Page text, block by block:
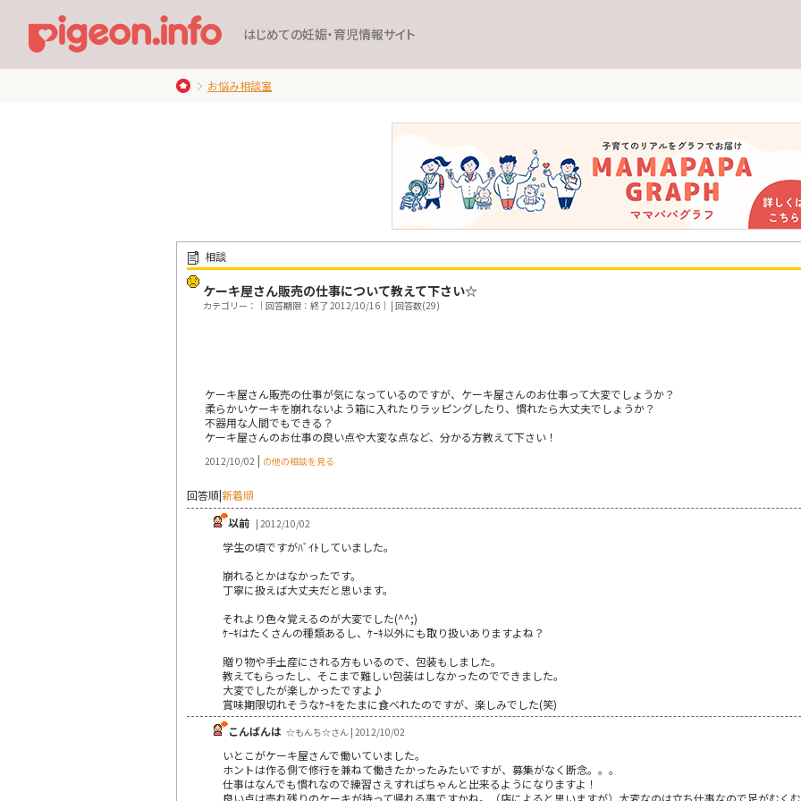
はじめての妊娠・育児情報サイト
お悩み相談室
相談
ケーキ屋さん販売の仕事について教えて下さい☆
カテゴリー：｜回答期限：終了 2012/10/16｜ | 回答数(29)
ケーキ屋さん販売の仕事が気になっているのですが、ケーキ屋さんのお仕事って大変でしょうか？
柔らかいケーキを崩れないよう箱に入れたりラッピングしたり、慣れたら大丈夫でしょうか？
不器用な人間でもできる？
ケーキ屋さんのお仕事の良い点や大変な点など、分かる方教えて下さい！
2012/10/02 | の他の相談を見る
回答順|新着順
以前 | 2012/10/02
学生の頃ですがﾊﾞｲﾄしていました。
崩れるとかはなかったです。
丁寧に扱えば大丈夫だと思います。
それより色々覚えるのが大変でした(^^;)
ｹｰｷはたくさんの種類あるし、ｹｰｷ以外にも取り扱いありますよね？
贈り物や手土産にされる方もいるので、包装もしました。
教えてもらったし、そこまで難しい包装はしなかったのでできました。
大変でしたが楽しかったですよ♪
賞味期限切れそうなｹｰｷをたまに食べれたのですが、楽しみでした(笑)
こんばんは ☆もんち☆さん | 2012/10/02
いとこがケーキ屋さんで働いていました。
ホントは作る側で修行を兼ねて働きたかったみたいですが、募集がなく断念。。。
仕事はなんでも慣れなので練習さえすればちゃんと出来るようになりますよ！
良い点は売れ残りのケーキが持って帰れる事ですかね。（店によると思いますが）大変なのは立ち仕事なので足がむくむ